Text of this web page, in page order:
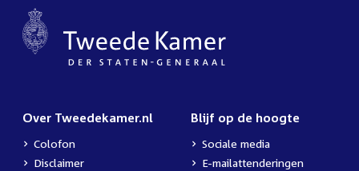
Over Tweedekamer.nl
Colofon
Disclaimer
Blijf op de hoogte
Sociale media
E-mailattenderingen